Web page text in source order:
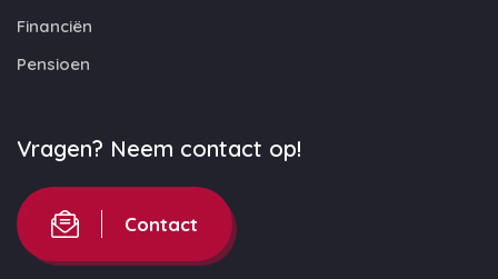
Financiën
Pensioen
Vragen? Neem contact op!
Contact